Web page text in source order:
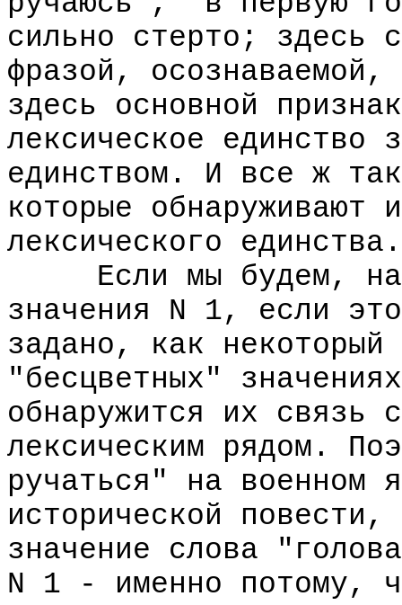
сильно стерто; здесь
фразой,
здесь основной
лексическое единство
единством. И все ж
которые обнаруживают
лексического единства.
Если мы будем,
значения N 1, если
задано, как
"бесцветных"
обнаружится их
лексическим рядом.
ручаться" на военном
исторической
значение слова
N 1 - именно потому,